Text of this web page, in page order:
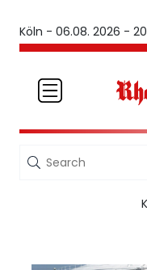
Köln - 06.08. 2026 -